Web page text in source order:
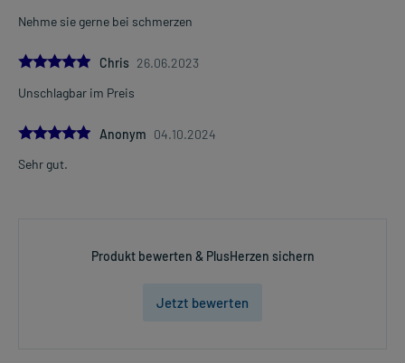
Nehme sie gerne bei schmerzen
5.0
Chris 26.06.2023
Unschlagbar im Preis
5.0Anonym 04.10.2024
Sehr gut.
Produkt bewerten & PlusHerzen sichern
Jetzt bewerten